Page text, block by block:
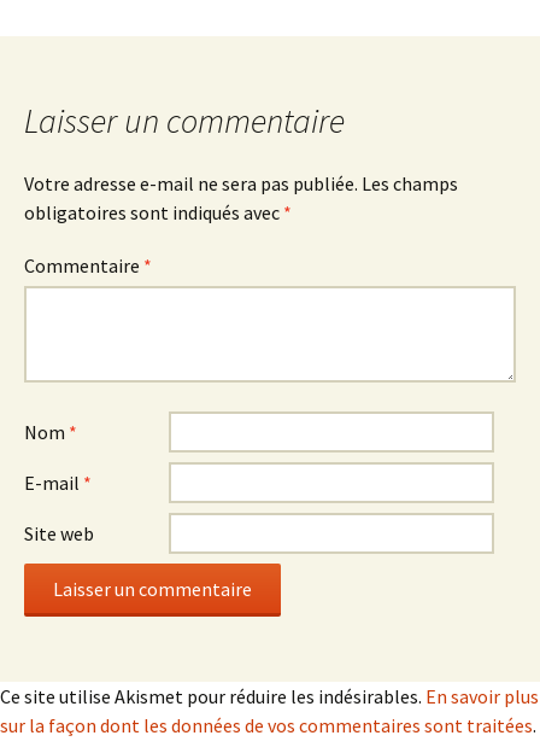
Laisser un commentaire
Votre adresse e-mail ne sera pas publiée. Les champs
obligatoires sont indiqués avec *
Commentaire *
Nom *
E-mail *
Site web
Ce site utilise Akismet pour réduire les indésirables. En savoir plus
sur la façon dont les données de vos commentaires sont traitées.